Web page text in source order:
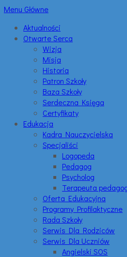
Menu Główne
Aktualności
Otwarte Serca
Wizja
Misja
Historia
Patron Szkoły
Baza Szkoły
Serdeczna Księga
Certyfikaty
Edukacja
Kadra Nauczycielska
Specjaliści
Logopeda
Pedagog
Psycholog
Terapeuta
Oferta Edukacyjna
Programy Profilaktyczne
Rada Szkoły
Serwis Dla Rodziców
Serwis Dla Uczniów
Angielski SOS